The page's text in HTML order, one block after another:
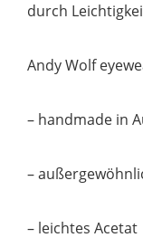
durch
Andy Wolf
– handmade in
–
– leichtes Acetat